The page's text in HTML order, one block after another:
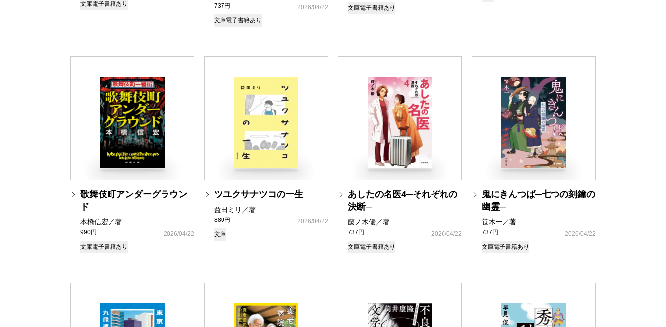
文庫電子書籍あり 737円
2026/04/22
文庫電子書籍あり
文庫電子書籍あり
歌舞伎町アンダーグラウン
ド
本橋信宏／著
990円
2026/04/22
文庫電子書籍あり
ツユクサナツコの一生
益田ミリ／著
880円
2026/04/22
文庫
あしたの名医4─それぞれの
決断─
藤ノ木優／著
737円
2026/04/22
文庫電子書籍あり
鬼にきんつば─七つの刻鐘の
幽霊─
笹木一／著
737円
2026/04/22
文庫電子書籍あり